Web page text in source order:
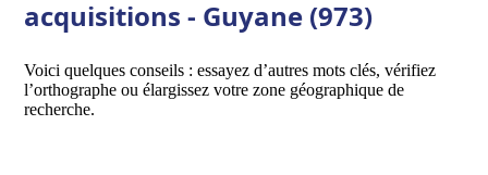
acquisitions - Guyane (973)
Voici quelques conseils : essayez d’autres mots clés, vérifiez
l’orthographe ou élargissez votre zone géographique de
recherche.